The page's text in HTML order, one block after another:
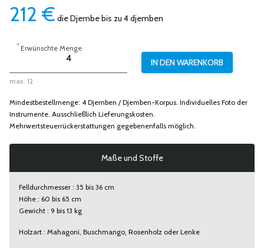
212 € die Djembe bis zu 4 djemben
*Erwünschte Menge
max. 12
Mindestbestellmenge: 4 Djemben / Djemben-Korpus. Individuelles Foto der
Instrumente. Ausschließlich Lieferungskosten.
Mehrwertsteuerrückerstattungen gegebenenfalls möglich.
Maße und Stoffe
Felldurchmesser : 35 bis 36 cm
Höhe : 60 bis 65 cm
Gewicht : 9 bis 13 kg
Holzart : Mahagoni, Buschmango, Rosenholz oder Lenke